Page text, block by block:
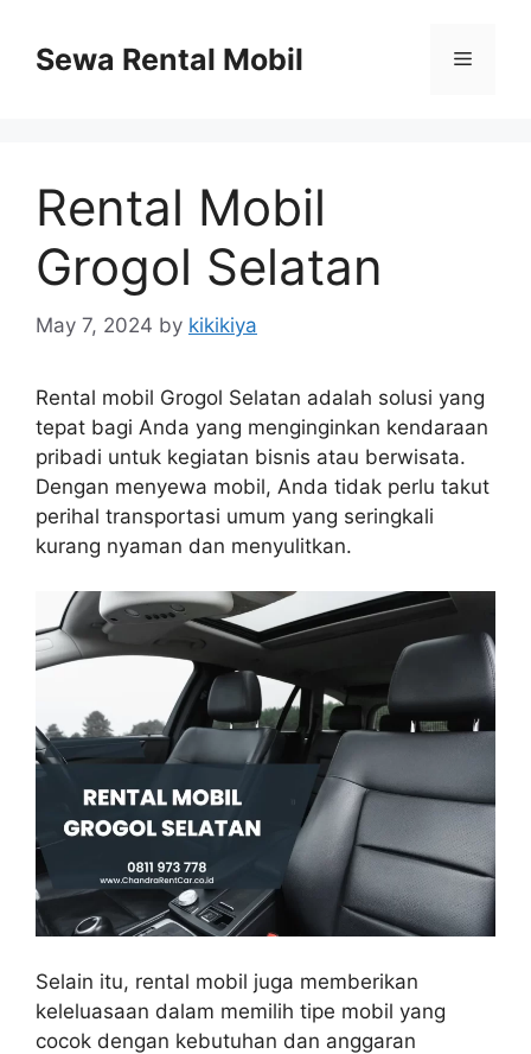
contentSewa Rental Mobil Menu
Rental Mobil
Grogol Selatan
May 7, 2024 by kikikiya
Rental mobil Grogol Selatan adalah solusi yang
tepat bagi Anda yang menginginkan kendaraan
pribadi untuk kegiatan bisnis atau berwisata.
Dengan menyewa mobil, Anda tidak perlu takut
perihal transportasi umum yang seringkali
kurang nyaman dan menyulitkan.
Selain itu, rental mobil juga memberikan
keleluasaan dalam memilih tipe mobil yang
cocok dengan kebutuhan dan anggaran